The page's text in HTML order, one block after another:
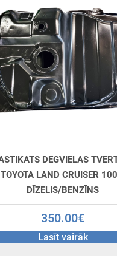
DEGVIELAS
TOYOTA LAND CRUISER
DĪZELIS/BENZĪNS
350.00€
Lasīt vairāk